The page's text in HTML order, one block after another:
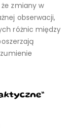
zmiany w
obserwacji,
różnic między